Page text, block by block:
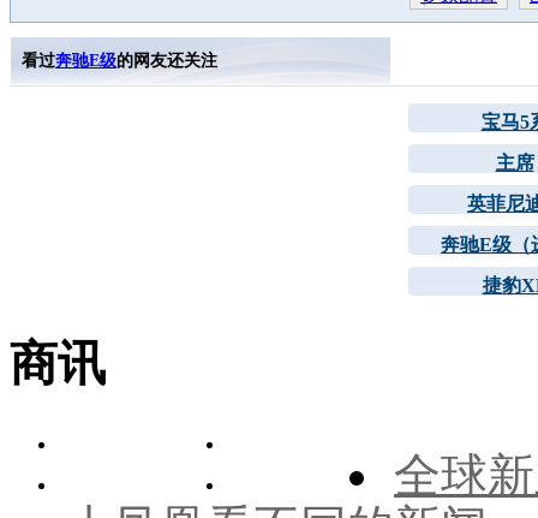
看过奔驰E级的网友还关注
宝马5
主席
英菲尼
奔驰E级（
捷豹
商讯
全球